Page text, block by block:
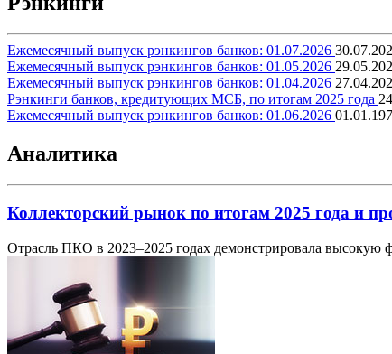
Ежемесячный выпуск рэнкингов банков: 01.07.2026
Ежемесячный выпуск рэнкингов банков: 01.05.2026
Ежемесячный выпуск рэнкингов банков: 01.04.2026
Рэнкинги банков, кредитующих МСБ, по итогам 2025 года
Ежемесячный выпуск рэнкингов банков: 01.06.2026
Аналитика
Коллекторский рынок по итогам 2025 года и
Отрасль ПКО в 2023–2025 годах демонстрировала высокую